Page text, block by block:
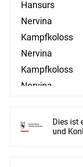
Hansurs
Nervina
Kampfkoloss
Nervina
Kampfkoloss
Nervina
aa10x_
Dies ist
und